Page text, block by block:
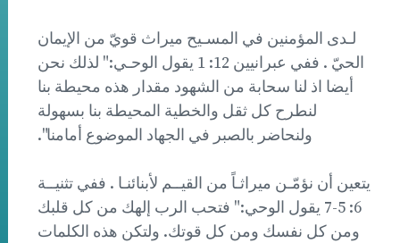
لـدى المؤمنين في المسـيح ميراث قويّ من الإيمان
الحيّ . ففي عبرانيين 12: 1 يقول الوحـي:" لذلك نحن
أيضا اذ لنا سحابة من الشهود مقدار هذه محيطة بنا
لنطرح كل ثقل والخطية المحيطة بنا بسهولة
ولنحاضر بالصبر في الجهاد الموضوع أمامنا".
يتعين أن نؤمّـن ميراثـاً من القيــم لأبنائنـا . ففي تثنيــة
6: 5-7 يقول الوحي:" فتحب الرب إلهك من كل قلبك
ومن كل نفسك ومن كل قوتك. ولتكن هذه الكلمات